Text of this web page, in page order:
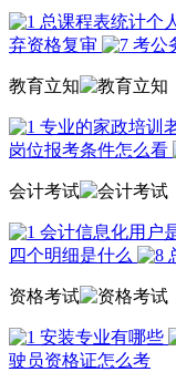
总课程表统计个
弃资格复审
考公
教育立知
专业的家政培训
岗位报考条件怎么看
会计考试
会计信息化用户
四个明细是什么
资格考试
安装专业有哪些
驶员资格证怎么考